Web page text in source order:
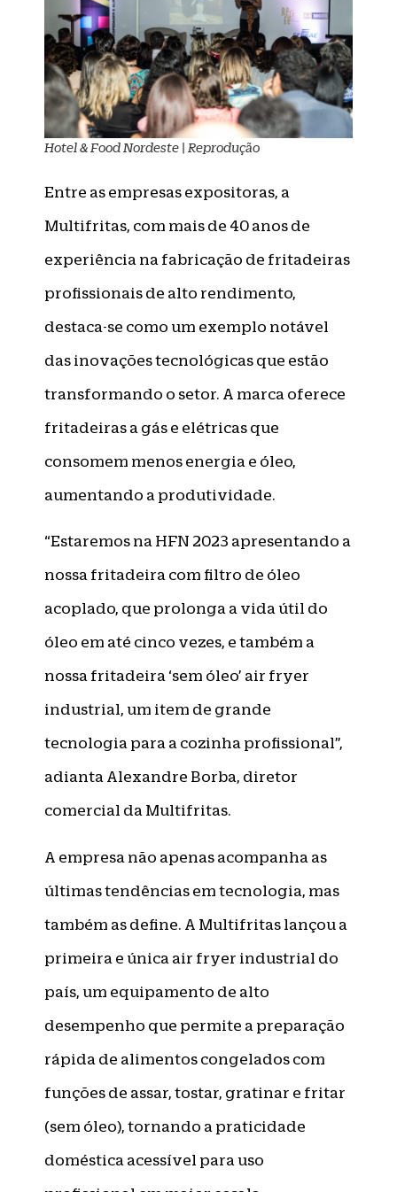
Hotel & Food Nordeste | Reprodução
Entre as empresas expositoras, a
Multifritas, com mais de 40 anos de
experiência na fabricação de fritadeiras
profissionais de alto rendimento,
destaca-se como um exemplo notável
das inovações tecnológicas que estão
transformando o setor. A marca oferece
fritadeiras a gás e elétricas que
consomem menos energia e óleo,
aumentando a produtividade.
“Estaremos na HFN 2023 apresentando a
nossa fritadeira com filtro de óleo
acoplado, que prolonga a vida útil do
óleo em até cinco vezes, e também a
nossa fritadeira ‘sem óleo’ air fryer
industrial, um item de grande
tecnologia para a cozinha profissional”,
adianta Alexandre Borba, diretor
comercial da Multifritas.
A empresa não apenas acompanha as
últimas tendências em tecnologia, mas
também as define. A Multifritas lançou a
primeira e única air fryer industrial do
país, um equipamento de alto
desempenho que permite a preparação
rápida de alimentos congelados com
funções de assar, tostar, gratinar e fritar
(sem óleo), tornando a praticidade
doméstica acessível para uso